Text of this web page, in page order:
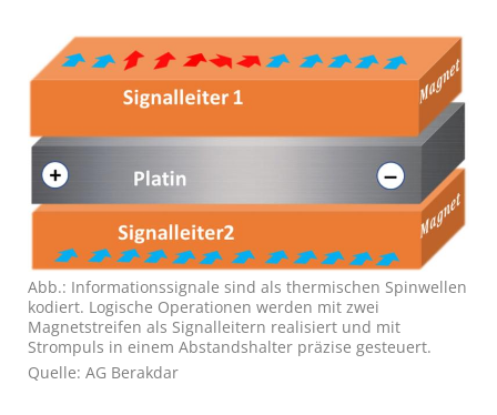
Abb.: Informationssignale sind als thermischen Spinwellen
kodiert. Logische Operationen werden mit zwei
Magnetstreifen als Signalleitern realisiert und mit
Strompuls in einem Abstandshalter präzise gesteuert.
Quelle: AG Berakdar